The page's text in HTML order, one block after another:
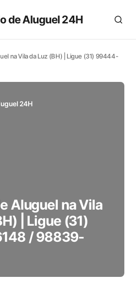
de Aluguel 24H
na Vila da Luz (BH) | Ligue (31) 99444-
24H
Aluguel na Vila
| Ligue (31)
/ 98839-